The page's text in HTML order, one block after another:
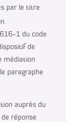
par le titre
1 du code
de
médiation
paragraphe
auprès du
de réponse